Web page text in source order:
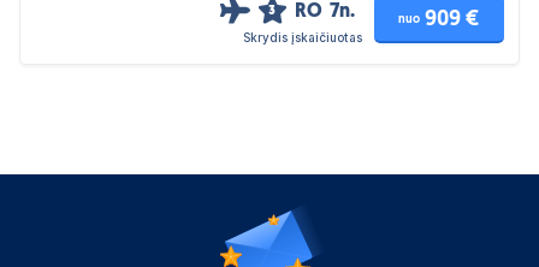
3 RO 7n.
Skrydis įskaičiuotas
nuo 909 €